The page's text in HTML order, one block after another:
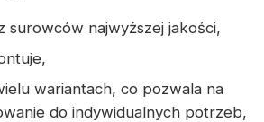
surowców najwyższej jakości,
wariantach, co pozwala na
do indywidualnych potrzeb,